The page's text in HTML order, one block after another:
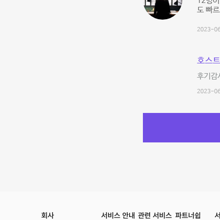
도 빠
2023-
호스
후기감
2023-
회사 서비스 안내 관련 서비스 파트너쉽